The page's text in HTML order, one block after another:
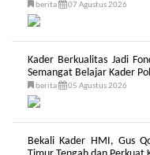
berita 07 Agustus 2026
Kader Berkualitas Jadi
Semangat Belajar Kader
berita 05 Agustus 2026
Bekali Kader HMI, Gus